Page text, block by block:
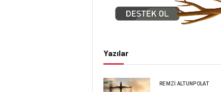
Yazılar
REMZI ALTUNPOLAT